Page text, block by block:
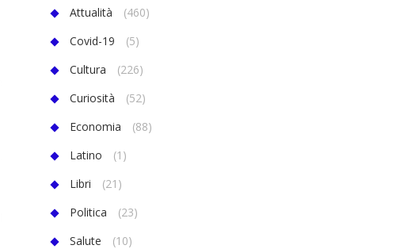
Attualità
(460)
Covid-19
(5)
Cultura
(226)
Curiosità
(52)
Economia
(88)
Latino
(1)
Libri
(21)
Politica
(23)
Salute
(10)